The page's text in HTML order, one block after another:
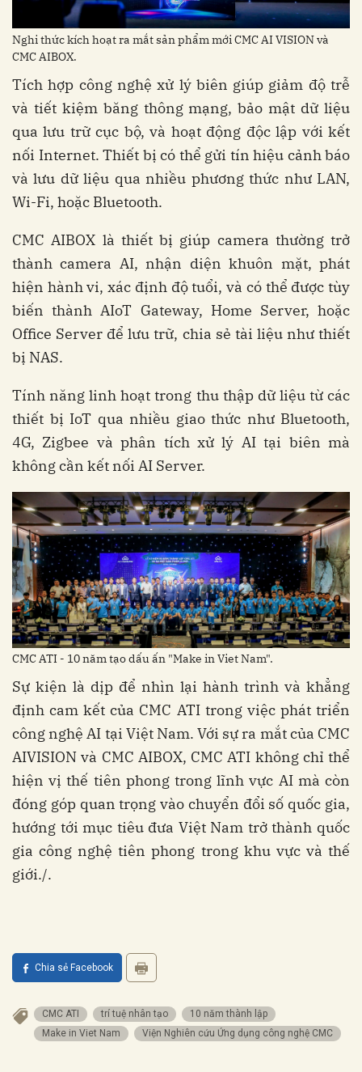
Nghi thức kích hoạt ra mắt sản phẩm mới CMC AI VISION và
CMC AIBOX.
Tích hợp công nghệ xử lý biên giúp giảm độ trễ
và tiết kiệm băng thông mạng, bảo mật dữ liệu
qua lưu trữ cục bộ, và hoạt động độc lập với kết
nối Internet. Thiết bị có thể gửi tín hiệu cảnh báo
và lưu dữ liệu qua nhiều phương thức như LAN,
Wi-Fi, hoặc Bluetooth.
CMC AIBOX là thiết bị giúp camera thường trở
thành camera AI, nhận diện khuôn mặt, phát
hiện hành vi, xác định độ tuổi, và có thể được tùy
biến thành AIoT Gateway, Home Server, hoặc
Office Server để lưu trữ, chia sẻ tài liệu như thiết
bị NAS.
Tính năng linh hoạt trong thu thập dữ liệu từ các
thiết bị IoT qua nhiều giao thức như Bluetooth,
4G, Zigbee và phân tích xử lý AI tại biên mà
không cần kết nối AI Server.
CMC ATI - 10 năm tạo dấu ấn "Make in Viet Nam".
Sự kiện là dịp để nhìn lại hành trình và khẳng
định cam kết của CMC ATI trong việc phát triển
công nghệ AI tại Việt Nam. Với sự ra mắt của CMC
AIVISION và CMC AIBOX, CMC ATI không chỉ thể
hiện vị thế tiên phong trong lĩnh vực AI mà còn
đóng góp quan trọng vào chuyển đổi số quốc gia,
hướng tới mục tiêu đưa Việt Nam trở thành quốc
gia công nghệ tiên phong trong khu vực và thế
giới./.
Chia sẻ Facebook
CMC ATI trí tuệ nhân tạo
10 năm thành lập
Make in Viet Nam
Viện Nghiên cứu Ứng dụng công nghệ CMC